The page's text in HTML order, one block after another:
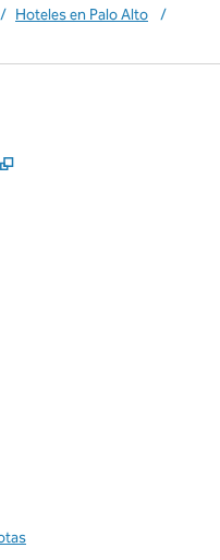
/ Hoteles en Palo Alto
/
,